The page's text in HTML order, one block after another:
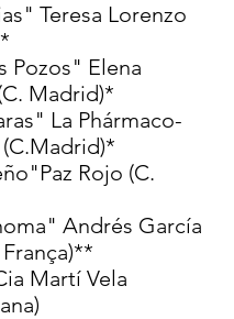
Teresa Lorenzo
Pozos" Elena
Madrid)*
La Phármaco-
Rojo (C.
Andrés García
Martí Vela